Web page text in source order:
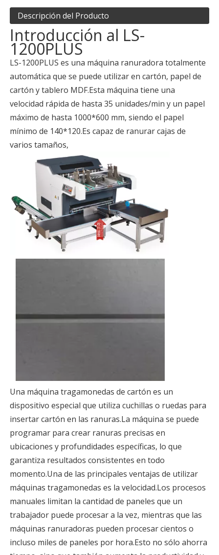
Descripción del Producto
Introducción al LS-
1200PLUS
LS-1200PLUS es una máquina ranuradora totalmente
automática que se puede utilizar en cartón, papel de
cartón y tablero MDF.Esta máquina tiene una
velocidad rápida de hasta 35 unidades/min y un papel
máximo de hasta 1000*600 mm, siendo el papel
mínimo de 140*120.Es capaz de ranurar cajas de
varios tamaños,
Una máquina tragamonedas de cartón es un
dispositivo especial que utiliza cuchillas o ruedas para
insertar cartón en las ranuras.La máquina se puede
programar para crear ranuras precisas en
ubicaciones y profundidades específicas, lo que
garantiza resultados consistentes en todo
momento.Una de las principales ventajas de utilizar
máquinas tragamonedas es la velocidad.Los procesos
manuales limitan la cantidad de paneles que un
trabajador puede procesar a la vez, mientras que las
máquinas ranuradoras pueden procesar cientos o
incluso miles de paneles por hora.Esto no sólo ahorra